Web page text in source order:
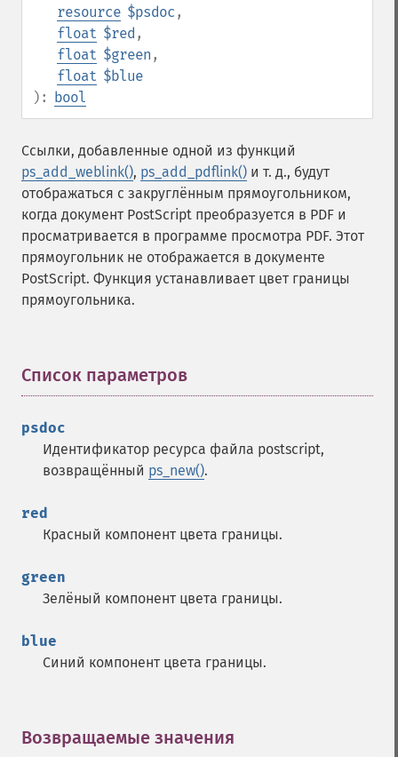
resource $psdoc ,
float $red ,
float $green ,
float $blue
): bool
Ссылки, добавленные одной из функций
ps_add_weblink(), ps_add_pdflink() и т. д., будут
отображаться с закруглённым прямоугольником,
когда документ PostScript преобразуется в PDF и
просматривается в программе просмотра PDF. Этот
прямоугольник не отображается в документе
PostScript. Функция устанавливает цвет границы
прямоугольника.
Список параметров
psdoc
Идентификатор ресурса файла postscript,
возвращённый ps_new().
red
Красный компонент цвета границы.
green
Зелёный компонент цвета границы.
blue
Синий компонент цвета границы.
Возвращаемые значения